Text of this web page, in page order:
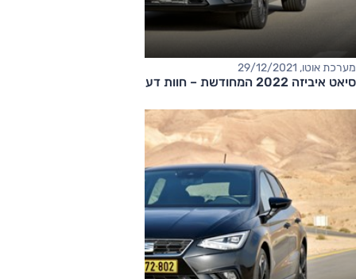
מערכת אוטו, 29/12/2021
סיאט איביזה 2022 המחודשת – חוות דעת